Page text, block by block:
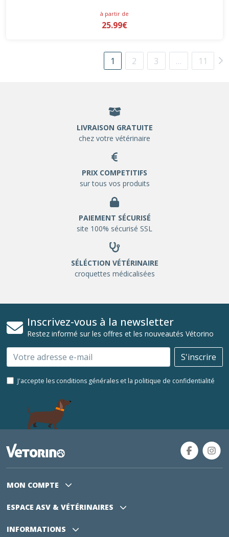
à partir de
25.99€
1 2 3 … 11
LIVRAISON GRATUITE
chez votre vétérinaire
PRIX COMPETITIFS
sur tous vos produits
PAIEMENT SÉCURISÉ
site 100% sécurisé SSL
SÉLÉCTION VÉTÉRINAIRE
croquettes médicalisées
Inscrivez-vous à la newsletter
Restez informé sur les offres et les nouveautés Vétorino
Email S'inscrire
J'accepte les conditions générales et la politique de confidentialité
MON COMPTE
ESPACE ASV & VÉTÉRINAIRES
INFORMATIONS